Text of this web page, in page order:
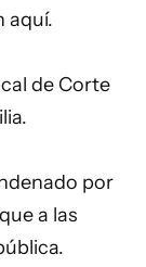
aquí.
de Corte
por
a las